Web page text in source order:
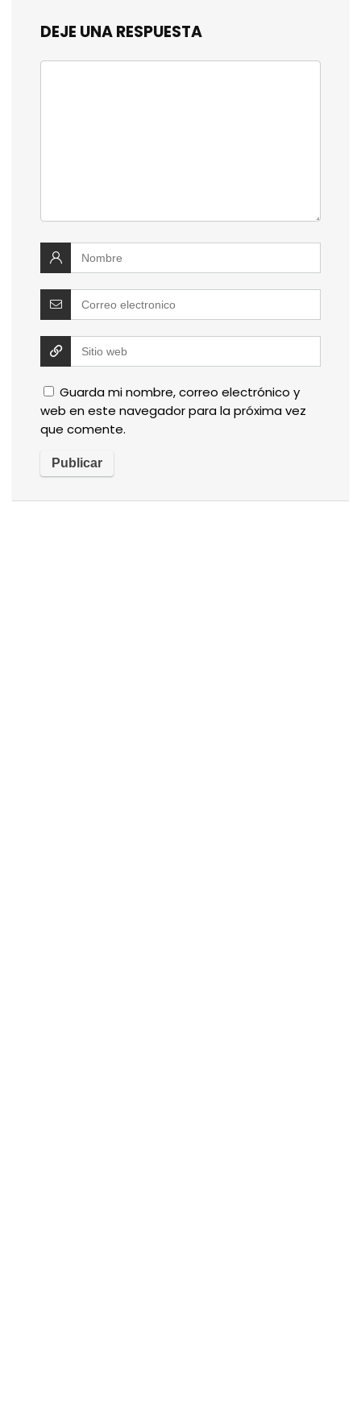
DEJE UNA RESPUESTA
Guarda mi nombre, correo electrónico y
web en este navegador para la próxima vez
que comente.